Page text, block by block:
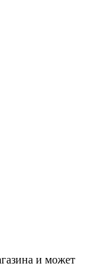
и может